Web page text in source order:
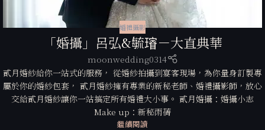
婚禮攝影
「婚攝」呂弘&毓𤩷－大直典華
moonwedding0314
貳月婚紗給你一站式的服務， 從婚紗拍攝到宴客現場，為你量身訂製專
屬於你的婚紗包套， 貳月婚紗擁有專業的新秘老師、婚禮攝影師，放心
交給貳月婚紗讓你一站搞定所有婚禮大小事。 貳月婚攝：婚攝小志
Make up：新秘雨蒨
繼續閱讀